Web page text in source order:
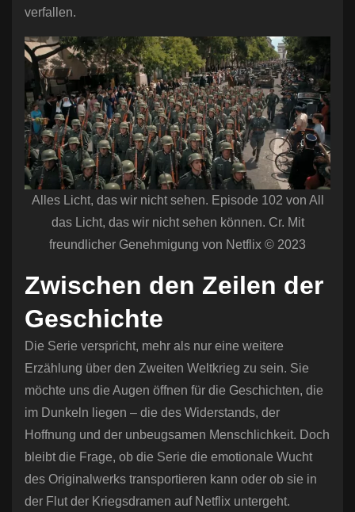
verfallen.
Alles Licht, das wir nicht sehen. Episode 102 von All
das Licht, das wir nicht sehen können. Cr. Mit
freundlicher Genehmigung von Netflix © 2023
Zwischen den Zeilen der
Geschichte
Die Serie verspricht, mehr als nur eine weitere
Erzählung über den Zweiten Weltkrieg zu sein. Sie
möchte uns die Augen öffnen für die Geschichten, die
im Dunkeln liegen – die des Widerstands, der
Hoffnung und der unbeugsamen Menschlichkeit. Doch
bleibt die Frage, ob die Serie die emotionale Wucht
des Originalwerks transportieren kann oder ob sie in
der Flut der Kriegsdramen auf Netflix untergeht.